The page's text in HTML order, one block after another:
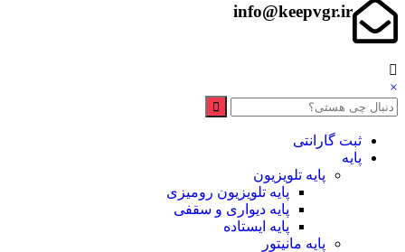
info@keepvgr.ir
×
ثبت گارانتی
پایه
پایه تلویزیون
پایه تلویزیون رومیزی
پایه دیواری و سقفی
پایه ایستاده
پایه مانیتور